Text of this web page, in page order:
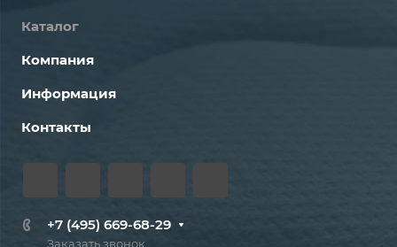
Каталог
Компания
Информация
Контакты
+7 (495) 669-68-29
Заказать звонок